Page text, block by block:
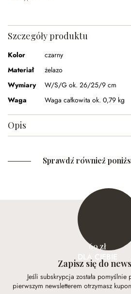
Szczegóły produktu
Kolor
czarny
Materiał
żelazo
Wymiary
W/S/G ok. 26/25/9 cm
Waga
Waga całkowita ok. 0,79 kg
Opis
Sprawdź również
60 zł
DLA CIEBIE
Zapisz się do
Jeśli subskrypcja została
pierwszym newsletterem otrzymasz